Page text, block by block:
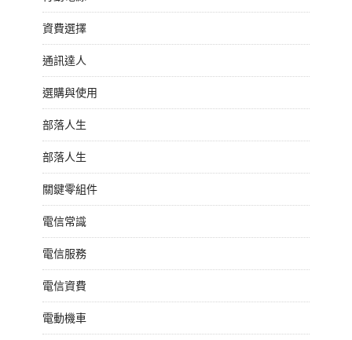
資費選擇
通訊達人
選購與使用
部落人生
部落人生
關鍵零組件
電信常識
電信服務
電信資費
電動機車